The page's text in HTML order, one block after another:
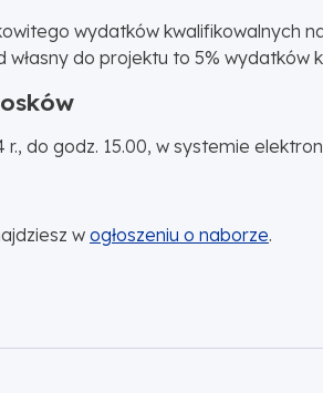
wydatków kwalifikowalnych
własny do projektu to 5% wydatków
r., do godz. 15.00, w systemie
wogłoszeniu o naborze.